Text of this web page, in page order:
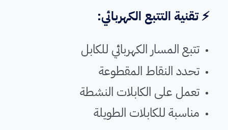
⚡ تقنية التتبع الكهربائي:
تتبع المسار الكهربائي للكابل
تحدد النقاط المقطوعة
تعمل على الكابلات النشطة
مناسبة للكابلات الطويلة